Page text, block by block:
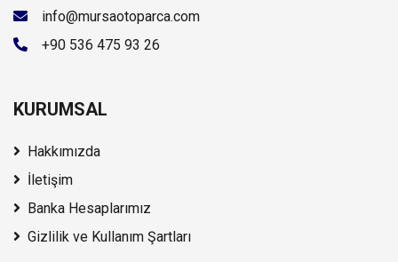
info@mursaotoparca.com
+90 536 475 93 26
KURUMSAL
Hakkımızda
İletişim
Banka Hesaplarımız
Gizlilik ve Kullanım Şartları